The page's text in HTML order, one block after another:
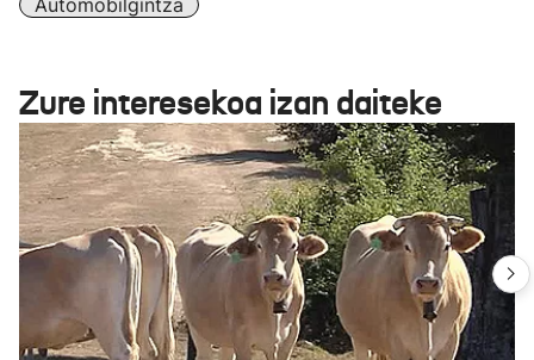
Automobilgintza
Zure interesekoa izan daiteke